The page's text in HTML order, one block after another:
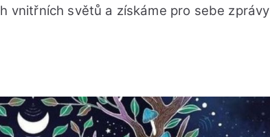
vnitřních světů a získáme pro sebe zprávy